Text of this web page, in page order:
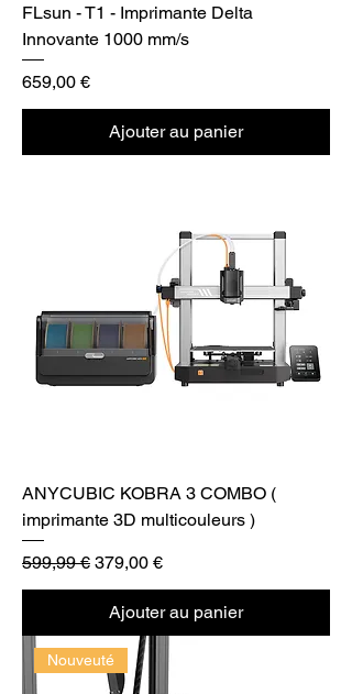
FLsun - T1 - Imprimante Delta
Innovante 1000 mm/s
Prix
659,00 €
Ajouter au panier
ANYCUBIC KOBRA 3 COMBO (
imprimante 3D multicouleurs )
Prix original
599,99 € Prix promotionnel
379,00 €
Ajouter au panier
Nouveuté